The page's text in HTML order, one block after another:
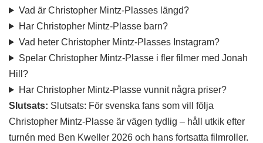
Vad är Christopher Mintz-Plasses längd?
Har Christopher Mintz-Plasse barn?
Vad heter Christopher Mintz-Plasses Instagram?
Spelar Christopher Mintz-Plasse i fler filmer med Jonah
Hill?
Har Christopher Mintz-Plasse vunnit några priser?
Slutsats: Slutsats: För svenska fans som vill följa
Christopher Mintz-Plasse är vägen tydlig – håll utkik efter
turnén med Ben Kweller 2026 och hans fortsatta filmroller.